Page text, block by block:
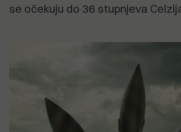
se očekuju do 36 stupnjeva